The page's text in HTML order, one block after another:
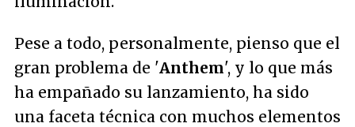
Pese a todo, personalmente, pienso que el
gran problema de 'Anthem', y lo que más
ha empañado su lanzamiento, ha sido
una faceta técnica con muchos elementos